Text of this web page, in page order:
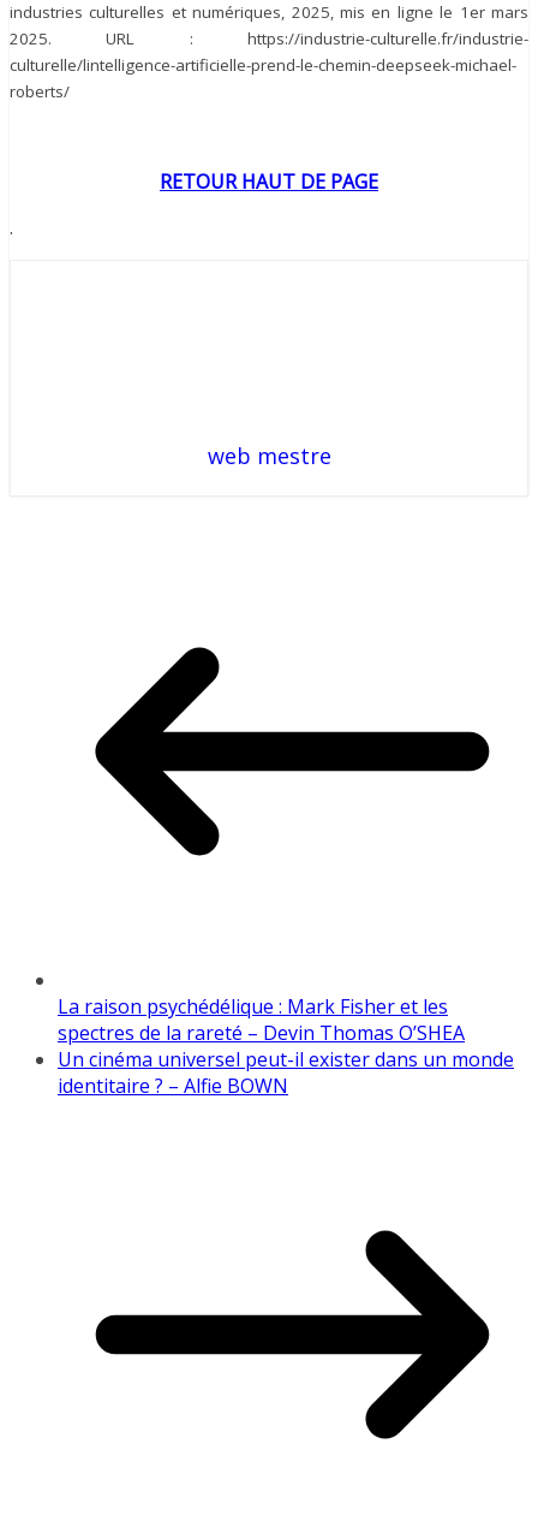
industries culturelles et numériques, 2025, mis en ligne le 1er mars
2025. URL : https://industrie-culturelle.fr/industrie-
culturelle/lintelligence-artificielle-prend-le-chemin-deepseek-michael-
roberts/
RETOUR HAUT DE PAGE
.
web mestre
La raison psychédélique : Mark Fisher et les
spectres de la rareté – Devin Thomas O’SHEA
Un cinéma universel peut-il exister dans un monde
identitaire ? – Alfie BOWN